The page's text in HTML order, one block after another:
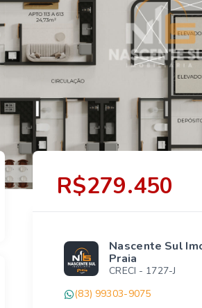
R$279.450
Nascente Sul
Praia
CRECI - 1727-J
(83) 99303-9075